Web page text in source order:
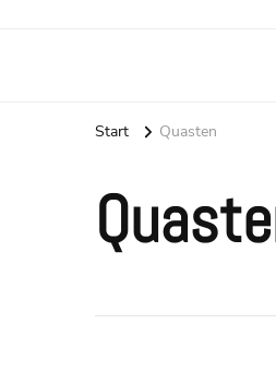
Start Quasten